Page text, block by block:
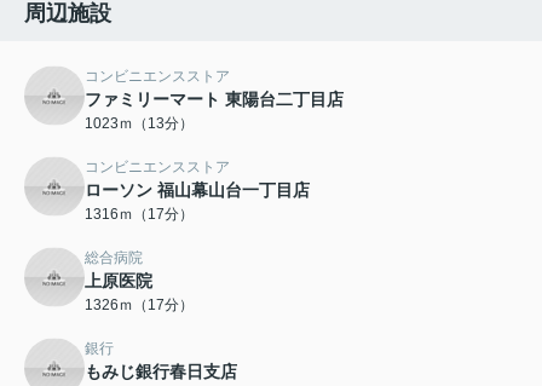
周辺施設
コンビニエンスストア
ファミリーマート 東陽台二丁目店
1023ｍ（13分）
コンビニエンスストア
ローソン 福山幕山台一丁目店
1316ｍ（17分）
総合病院
上原医院
1326ｍ（17分）
銀行
もみじ銀行春日支店